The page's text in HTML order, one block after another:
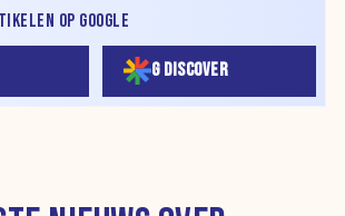
OP GOOGLE
G DISCOVER